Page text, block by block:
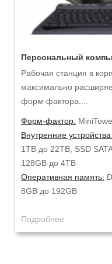
Персональный
Рабочая станция в
максимально
форм-фактора....
Форм-фактор:
Внутренние
1TB до 22TB, SSD
128GB до 4ТВ
Оперативная память:
8GB до 192GB
Подробнее